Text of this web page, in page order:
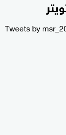
Tweets by